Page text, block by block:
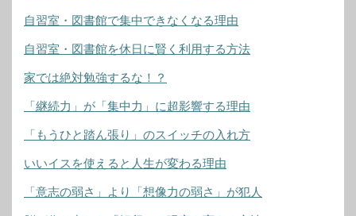
自習室・図書館で集中できなくなる理由
自習室・図書館を休日に賢く利用する方法
家では絶対勉強するな！？
「継続力」が「集中力」に超影響する理由
「もうひと踏ん張り」のスイッチの入れ方
いいイスを使えると人生が変わる理由
「意志の弱さ」より「想像力の弱さ」が犯人